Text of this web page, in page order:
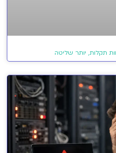
תקלות, יותר שליטה